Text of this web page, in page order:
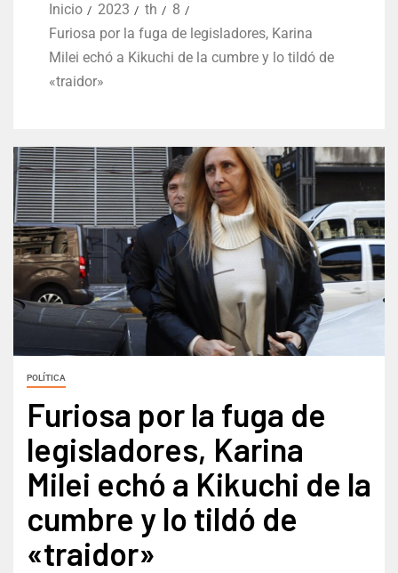
Inicio 2023 th
8
Furiosa por la fuga de legisladores, Karina
Milei echó a Kikuchi de la cumbre y lo tildó de
«traidor»
POLÍTICA
Furiosa por la fuga de
legisladores, Karina
Milei echó a Kikuchi de la
cumbre y lo tildó de
«traidor»